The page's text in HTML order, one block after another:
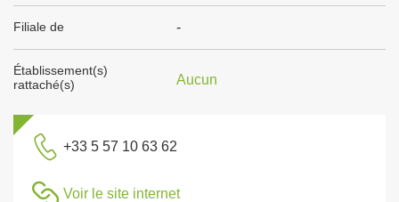
Filiale de -
Établissement(s)
rattaché(s)
Aucun
+33 5 57 10 63 62
Voir le site internet